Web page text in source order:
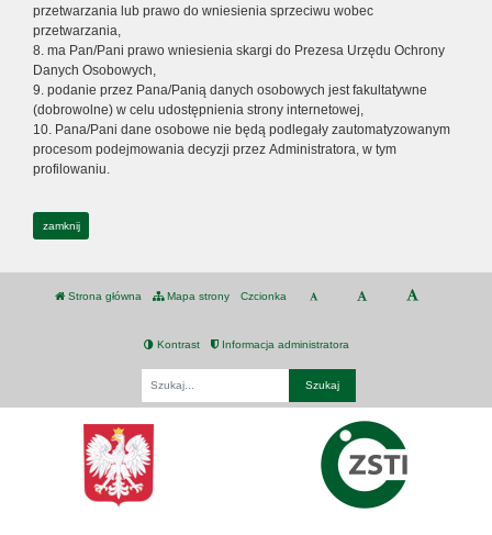
przetwarzania lub prawo do wniesienia sprzeciwu wobec
przetwarzania,
8. ma Pan/Pani prawo wniesienia skargi do Prezesa Urzędu Ochrony
Danych Osobowych,
9. podanie przez Pana/Panią danych osobowych jest fakultatywne
(dobrowolne) w celu udostępnienia strony internetowej,
10. Pana/Pani dane osobowe nie będą podlegały zautomatyzowanym
procesom podejmowania decyzji przez Administratora, w tym
profilowaniu.
zamknij
Strona główna Mapa strony Czcionka
Kontrast Informacja administratora